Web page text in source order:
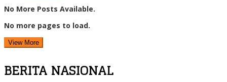
No More Posts Available.
No more pages to load.
View More
BERITA NASIONAL